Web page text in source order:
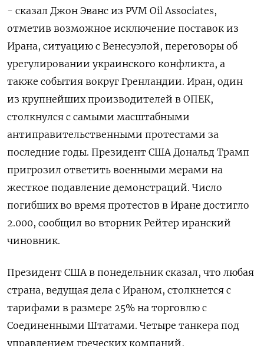
- сказал ⁠Джон Эванс из PVM Oil Associates,
отметив возможное исключение поставок из
Ирана, ситуацию с Венесуэлой, переговоры об
урегулировании ⁠украинского конфликта, а
также события вокруг Гренландии. Иран, один
из крупнейших производителей в ОПЕК,
столкнулся с самыми ‌масштабными
антиправительственными протестами за
последние годы. Президент США Дональд Трамп
пригрозил ответить военными мерами ‍на
жесткое подавление демонстраций. Число
погибших во время протестов в Иране достигло
2.‌000, сообщил во вторник Рейтер иранский
чиновник.
Президент США в понедельник сказал, что любая ​
страна, ведущая дела с Ираном, столкнется с
тарифами в размере 25% на торговлю с
Соединенными Штатами. Четыре танкера под
управлением греческих компаний,